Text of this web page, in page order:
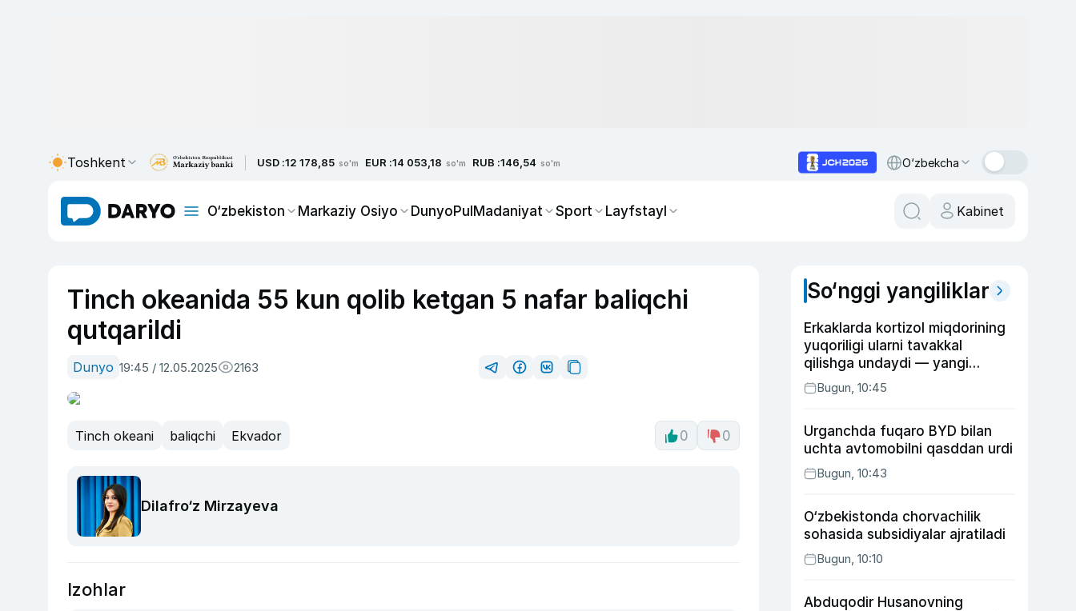
Toshkent USD :12 178,85 so'm EUR :14 053,18 so'm RUB :146,54 so'm O‘zbekcha
O‘zbekiston Markaziy Osiyo DunyoPulMadaniyat Sport Layfstayl Kabinet
Tinch okeanida 55 kun qolib ketgan 5 nafar baliqchi
qutqarildi
Dunyo 19:45 / 12.05.2025 2163
Tinch okeani baliqchi Ekvador 0 0
Dilafro‘z Mirzayeva
Izohlar
So‘nggi yangiliklar
Erkaklarda kortizol miqdorining
yuqoriligi ularni tavakkal
qilishga undaydi — yangi
tadqiqot
Bugun, 10:45
Urganchda fuqaro BYD bilan
uchta avtomobilni qasddan urdi
Bugun, 10:43
O‘zbekistonda chorvachilik
sohasida subsidiyalar ajratiladi
Bugun, 10:10
Abduqodir Husanovning